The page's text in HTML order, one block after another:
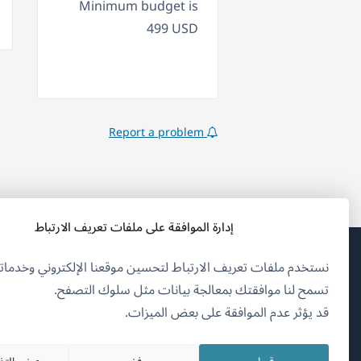
إدارة الموافقة على ملفات تعريف الارتباط
نستخدم ملفات تعريف الارتباط لتحسين موقعنا الإلكتروني
تسمح لنا موافقتك بمعالجة بيانات مثل سلوك التصفح.
قد يؤثر عدم الموافقة على بعض الميزات.
Minimum budget is
499 USD
Report a problem
© 2026
OnTheGoSystems Limited